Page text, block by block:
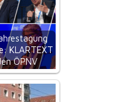
KLARTEXT
ÖPNV